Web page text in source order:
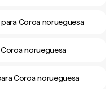
para Coroa norueguesa
Coroa norueguesa
Coroa norueguesa